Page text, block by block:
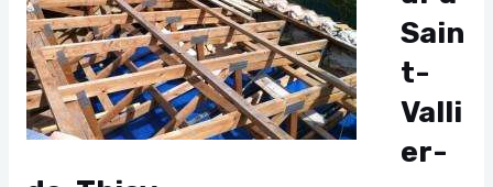
Sain
t-
Valli
er-